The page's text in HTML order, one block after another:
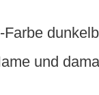
und